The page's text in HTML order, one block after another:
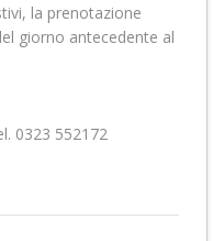
la prenotazione
giorno antecedente al
0323 552172